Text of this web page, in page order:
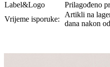
Label&Logo
Prilagođeno
Vrijeme isporuke:
Artikli na
dana nakon